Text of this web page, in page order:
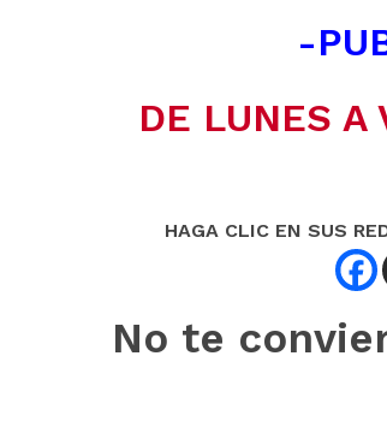
-
DE LUNES A
HAGA CLIC EN SUS
No te